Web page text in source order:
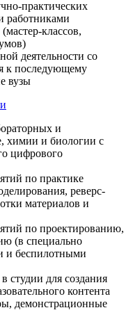
практических
работниками
классов,
деятельности со
к последующему
вузы
и
химии и биологии с
цифрового
по практике
реверс-
материалов и
по проектированию,
(в специально
и беспилотными
студии для создания
контента
демонстрационные